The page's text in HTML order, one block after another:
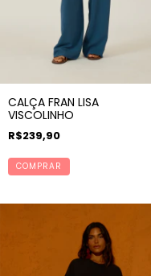
CALÇA FRAN LISA
VISCOLINHO
R$239,90
COMPRAR